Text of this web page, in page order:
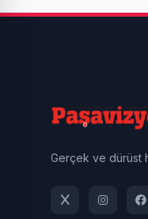
Gerçek ve dürüst